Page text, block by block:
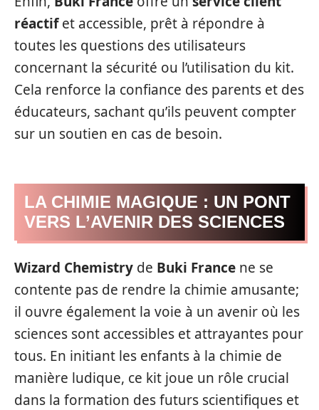
réactifet accessible, prêt à répondre à
toutes les questions des utilisateurs
concernant la sécurité ou l’utilisation du kit.
Cela renforce la confiance des parents et des
éducateurs, sachant qu’ils peuvent compter
sur un soutien en cas de besoin.
LA CHIMIE MAGIQUE : UN PONT
VERS L’AVENIR DES SCIENCES
Wizard Chemistry de Buki France ne se
contente pas de rendre la chimie amusante;
il ouvre également la voie à un avenir où les
sciences sont accessibles et attrayantes pour
tous. En initiant les enfants à la chimie de
manière ludique, ce kit joue un rôle crucial
dans la formation des futurs scientifiques et